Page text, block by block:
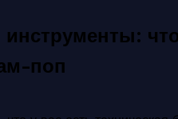
поп